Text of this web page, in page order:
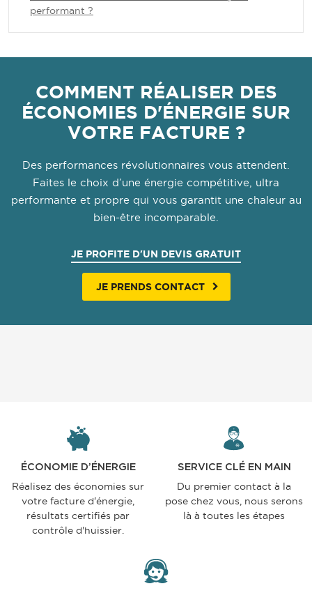
performant ?
COMMENT RÉALISER DES
ÉCONOMIES D'ÉNERGIE SUR
VOTRE FACTURE ?
Des performances révolutionnaires vous attendent.
Faites le choix d’une énergie compétitive, ultra
performante et propre qui vous garantit une chaleur au
bien-être incomparable.
JE PROFITE D'UN DEVIS GRATUIT
JE PRENDS CONTACT
ÉCONOMIE D’ÉNERGIE
Réalisez des économies sur
votre facture d'énergie,
résultats certifiés par
contrôle d'huissier.
SERVICE CLÉ EN MAIN
Du premier contact à la
pose chez vous, nous serons
là à toutes les étapes